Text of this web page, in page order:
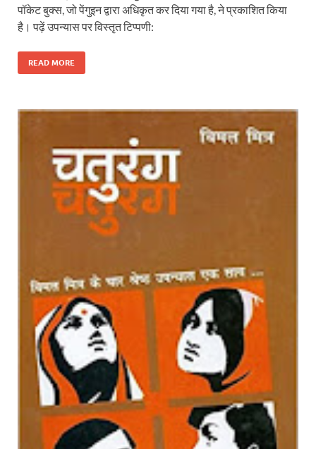
पॉकेट बुक्स, जो पेंगुइन द्वारा अधिकृत कर दिया गया है, ने प्रकाशित किया
है। पढ़ें उपन्यास पर विस्तृत टिप्पणी:
READ MORE